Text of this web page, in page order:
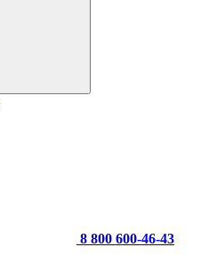
8 800 600-46-43